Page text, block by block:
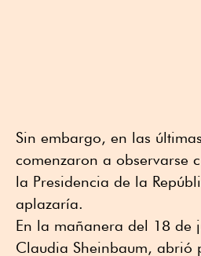
Sin embargo, en las
comenzaron a observarse
la Presidencia de la
aplazaría.
En la mañanera del 18 de
Claudia Sheinbaum, abrió